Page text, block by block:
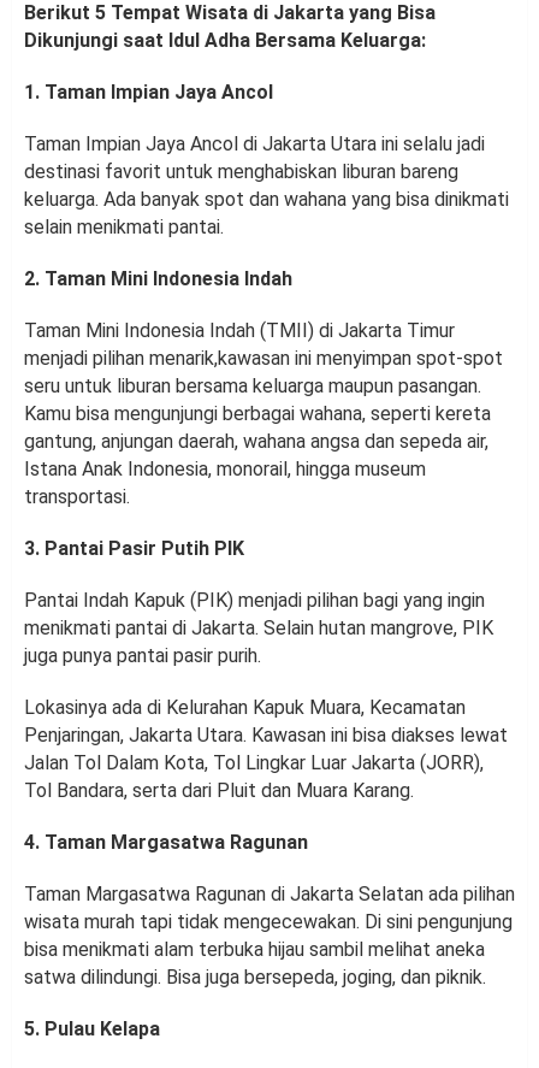
Berikut 5 Tempat Wisata di Jakarta yang Bisa
Dikunjungi saat Idul Adha Bersama Keluarga:
1. Taman Impian Jaya Ancol
Taman Impian Jaya Ancol di Jakarta Utara ini selalu jadi
destinasi favorit untuk menghabiskan liburan bareng
keluarga. Ada banyak spot dan wahana yang bisa dinikmati
selain menikmati pantai.
2. Taman Mini Indonesia Indah
Taman Mini Indonesia Indah (TMII) di Jakarta Timur
menjadi pilihan menarik,kawasan ini menyimpan spot-spot
seru untuk liburan bersama keluarga maupun pasangan.
Kamu bisa mengunjungi berbagai wahana, seperti kereta
gantung, anjungan daerah, wahana angsa dan sepeda air,
Istana Anak Indonesia, monorail, hingga museum
transportasi.
3. Pantai Pasir Putih PIK
Pantai Indah Kapuk (PIK) menjadi pilihan bagi yang ingin
menikmati pantai di Jakarta. Selain hutan mangrove, PIK
juga punya pantai pasir purih.
Lokasinya ada di Kelurahan Kapuk Muara, Kecamatan
Penjaringan, Jakarta Utara. Kawasan ini bisa diakses lewat
Jalan Tol Dalam Kota, Tol Lingkar Luar Jakarta (JORR),
Tol Bandara, serta dari Pluit dan Muara Karang.
4. Taman Margasatwa Ragunan
Taman Margasatwa Ragunan di Jakarta Selatan ada pilihan
wisata murah tapi tidak mengecewakan. Di sini pengunjung
bisa menikmati alam terbuka hijau sambil melihat aneka
satwa dilindungi. Bisa juga bersepeda, joging, dan piknik.
5. Pulau Kelapa